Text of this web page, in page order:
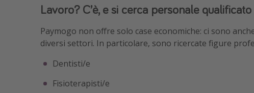
Lavoro? C’è, e si cerca personale
Paymogo non offre solo case economiche: ci sono
diversi settori. In particolare, sono ricercate figure
Dentisti/e
Fisioterapisti/e